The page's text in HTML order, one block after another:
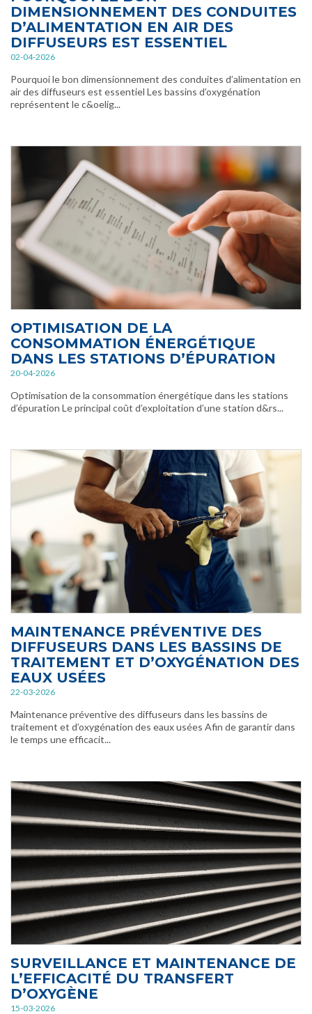
DIMENSIONNEMENT DES CONDUITES
D’ALIMENTATION EN AIR DES
DIFFUSEURS EST ESSENTIEL
02-04-2026
Pourquoi le bon dimensionnement des conduites d’alimentation en
air des diffuseurs est essentiel Les bassins d’oxygénation
représentent le c&oelig...
OPTIMISATION DE LA
CONSOMMATION ÉNERGÉTIQUE
DANS LES STATIONS D’ÉPURATION
20-04-2026
Optimisation de la consommation énergétique dans les stations
d’épuration Le principal coût d’exploitation d’une station d&rs...
MAINTENANCE PRÉVENTIVE DES
DIFFUSEURS DANS LES BASSINS DE
TRAITEMENT ET D’OXYGÉNATION DES
EAUX USÉES
22-03-2026
Maintenance préventive des diffuseurs dans les bassins de
traitement et d’oxygénation des eaux usées Afin de garantir dans
le temps une efficacit...
SURVEILLANCE ET MAINTENANCE DE
L’EFFICACITÉ DU TRANSFERT
D’OXYGÈNE
15-03-2026